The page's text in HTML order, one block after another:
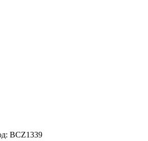
BCZ1339